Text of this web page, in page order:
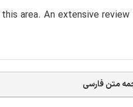
area. An extensive review
متن فارسی